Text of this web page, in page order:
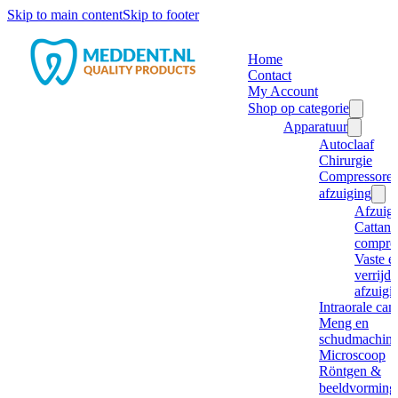
Skip to main contentSkip to footer
Home
Contact
My Account
Shop op categorie
Apparatuur
Autoclaaf
Chirurgie
afzuiging
Cattani
Vaste
Intraorale
Meng en
Microscoop
Röntgen &
beeldvorming